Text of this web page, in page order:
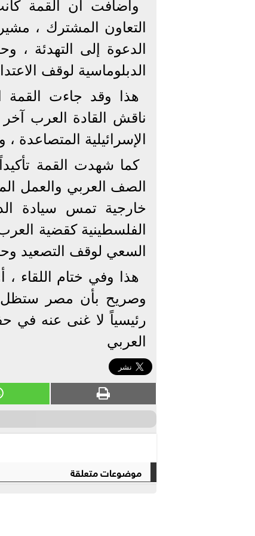
وأضافت أن القمة
التعاون المشترك ،
الدعوة إلى التهدئة ،
الدبلوماسية لوقف
هذا وقد جاءت القمة
ناقش القادة العرب آخر
الإسرائيلية المتصاعدة
كما شهدت القمة
الصف العربي والعمل
خارجية تمس سيادة
الفلسطينية كقضية
السعي لوقف التصعيد
هذا وفي ختام
وصريح بأن مصر ستظل
رئيسياً لا غنى عنه في
العربي
موضوعات متعلقة